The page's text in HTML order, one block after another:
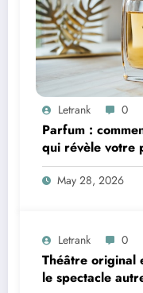
Letrank 0
Parfum :
qui révèle votre
May 28, 2026
Letrank 0
Théâtre original
le spectacle